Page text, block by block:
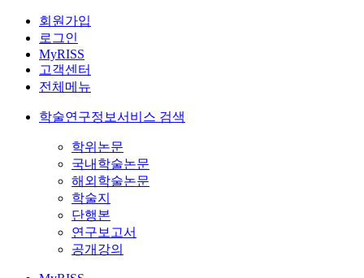
회원가입
로그인
MyRISS
고객센터
전체메뉴
학술연구정보서비스 검색
학위논문
국내학술논문
해외학술논문
학술지
단행본
연구보고서
공개강의